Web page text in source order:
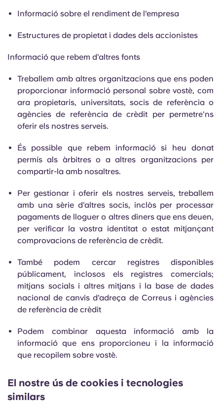
Informació sobre el rendiment de l'empresa
Estructures de propietat i dades dels accionistes
Informació que rebem d'altres fonts
Treballem amb altres organitzacions que ens poden
proporcionar informació personal sobre vostè, com
ara propietaris, universitats, socis de referència o
agències de referència de crèdit per permetre'ns
oferir els nostres serveis.
És possible que rebem informació si heu donat
permís als àrbitres o a altres organitzacions per
compartir-la amb nosaltres.
Per gestionar i oferir els nostres serveis, treballem
amb una sèrie d'altres socis, inclòs per processar
pagaments de lloguer o altres diners que ens deuen,
per verificar la vostra identitat o estat mitjançant
comprovacions de referència de crèdit.
També podem cercar registres disponibles
públicament, inclosos els registres comercials;
mitjans socials i altres mitjans i la base de dades
nacional de canvis d'adreça de Correus i agències
de referència de crèdit
Podem combinar aquesta informació amb la
informació que ens proporcioneu i la informació
que recopilem sobre vostè.
El nostre ús de cookies i tecnologies
similars